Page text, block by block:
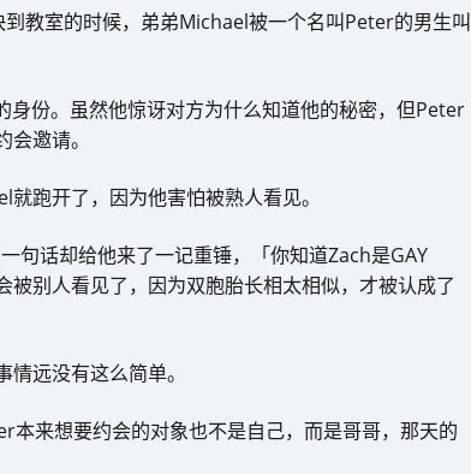
教室的时候，弟弟Michael被一个名叫Peter的男生叫
身份。虽然他惊讶对方为什么知道他的秘密，但Peter
邀请。
跑开了，因为他害怕被熟人看见。
句话却给他来了一记重锤，「你知道Zach是GAY
别人看见了，因为双胞胎长相太相似，才被认成了
远没有这么简单。
本来想要约会的对象也不是自己，而是哥哥，那天的